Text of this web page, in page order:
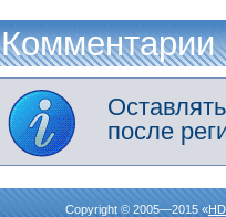
Комментарии
после
Copyright © 2005—2015 «